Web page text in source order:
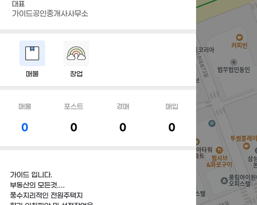
대표
가이드공인중개사사무소
매물 창업
매물
0
포스트
0
경매
0
매입
0
가이드 입니다.
부동산의 모든것....
풍수지리적인 전원주택지